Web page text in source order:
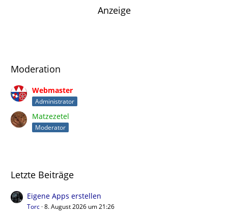
Anzeige
Moderation
Webmaster
Administrator
Matzezetel
Moderator
Letzte Beiträge
Eigene Apps erstellen
Torc 8. August 2026 um 21:26